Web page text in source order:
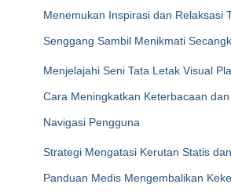
Menemukan Inspirasi dan Relaksasi
Senggang Sambil Menikmati
Menjelajahi Seni Tata Letak Visual
Cara Meningkatkan Keterbacaan
Navigasi Pengguna
Strategi Mengatasi Kerutan Statis
Panduan Medis Mengembalikan